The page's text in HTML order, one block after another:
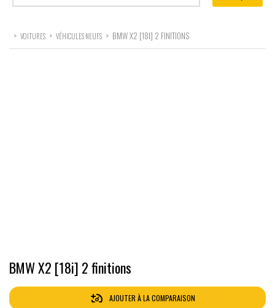
> VOITURES > VÉHICULES NEUFS > BMW X2 [18I] 2 FINITIONS
BMW X2 [18i] 2 finitions
AJOUTER À LA COMPARAISON